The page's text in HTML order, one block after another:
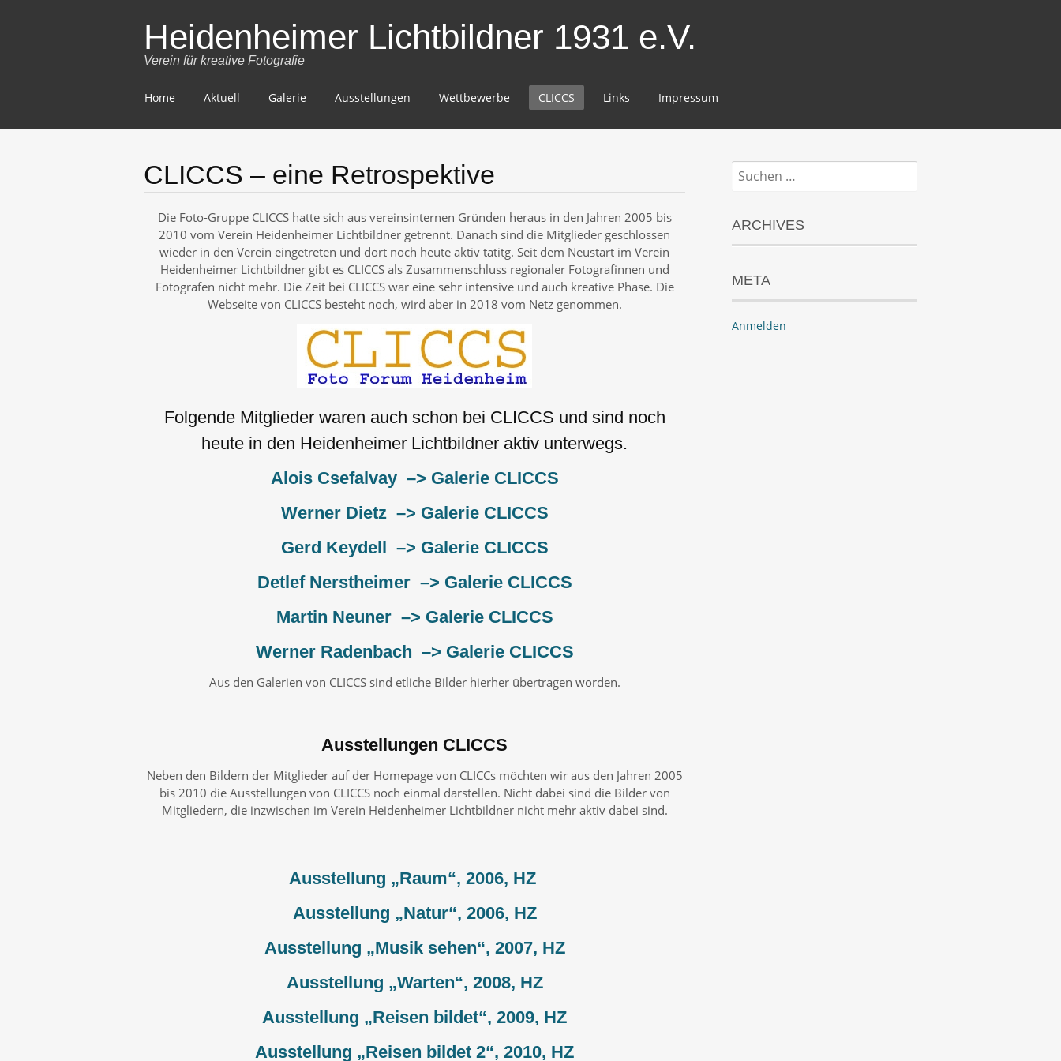
Heidenheimer Lichtbildner 1931 e.V.
Verein für kreative Fotografie
Skip
content
Home Aktuell Galerie Ausstellungen Wettbewerbe CLICCS Links Impressum
CLICCS – eine Retrospektive
Die Foto-Gruppe CLICCS hatte sich aus vereinsinternen Gründen heraus in den Jahren 2005 bis
2010 vom Verein Heidenheimer Lichtbildner getrennt. Danach sind die Mitglieder geschlossen
wieder in den Verein eingetreten und dort noch heute aktiv tätitg. Seit dem Neustart im Verein
Heidenheimer Lichtbildner gibt es CLICCS als Zusammenschluss regionaler Fotografinnen und
Fotografen nicht mehr. Die Zeit bei CLICCS war eine sehr intensive und auch kreative Phase. Die
Webseite von CLICCS besteht noch, wird aber in 2018 vom Netz genommen.
Folgende Mitglieder waren auch schon bei CLICCS und sind noch
heute in den Heidenheimer Lichtbildner aktiv unterwegs.
Alois Csefalvay –> Galerie CLICCS
Werner Dietz –> Galerie CLICCS
Gerd Keydell –> Galerie CLICCS
Detlef Nerstheimer –> Galerie CLICCS
Martin Neuner –> Galerie CLICCS
Werner Radenbach –> Galerie CLICCS
Aus den Galerien von CLICCS sind etliche Bilder hierher übertragen worden.
Ausstellungen CLICCS
Neben den Bildern der Mitglieder auf der Homepage von CLICCs möchten wir aus den Jahren 2005
bis 2010 die Ausstellungen von CLICCS noch einmal darstellen. Nicht dabei sind die Bilder von
Mitgliedern, die inzwischen im Verein Heidenheimer Lichtbildner nicht mehr aktiv dabei sind.
Ausstellung „Raum“, 2006, HZ
Ausstellung „Natur“, 2006, HZ
Ausstellung „Musik sehen“, 2007, HZ
Ausstellung „Warten“, 2008, HZ
Ausstellung „Reisen bildet“, 2009, HZ
Ausstellung „Reisen bildet 2“, 2010, HZ
Suchen
nach:
ARCHIVES
META
Anmelden